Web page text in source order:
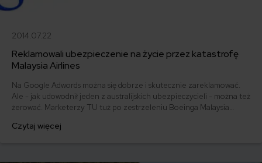
2014.07.22
Reklamowali ubezpieczenie na życie przez katastrofę
Malaysia Airlines
Na Google Adwords można się dobrze i skutecznie zareklamować.
Ale - jak udowodnił jeden z australijskich ubezpieczycieli - można też
żerować. Marketerzy TU tuż po zestrzeleniu Boeinga Malaysia
wyszukiwaniu przez Google oraz brakiem życiowego wyczucia.
Czytaj więcej